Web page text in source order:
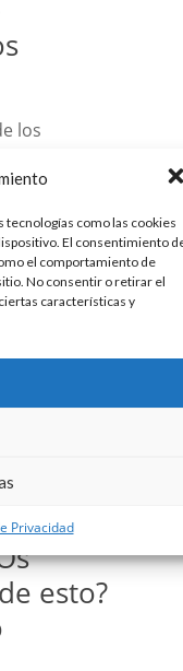
como las cookies
El consentimiento
el comportamiento de
No consentir o retirar el
características y
Privacidad
los
de todos
feliz, como
ambientar tu
esto?